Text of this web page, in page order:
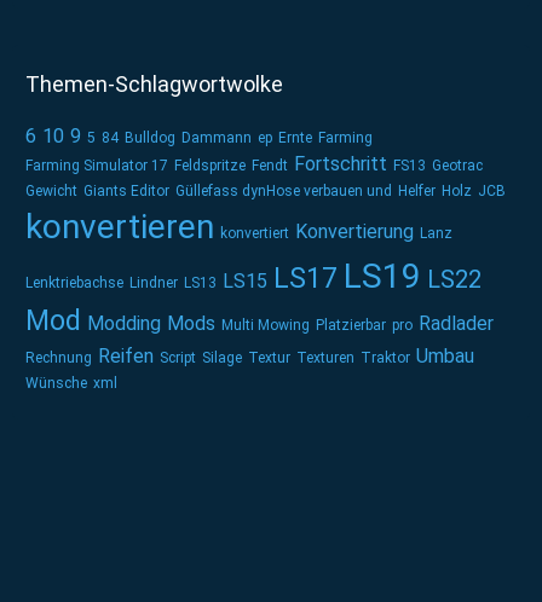
Themen-Schlagwortwolke
6 10 9 5 84 Bulldog Dammann ep Ernte Farming
Farming Simulator 17 Feldspritze Fendt Fortschritt FS13 Geotrac
Gewicht Giants Editor Güllefass dynHose verbauen und Helfer Holz JCB
konvertieren konvertiert Konvertierung Lanz
Lenktriebachse Lindner LS13 LS15 LS17 LS19 LS22
Mod Modding Mods Multi Mowing Platzierbar pro Radlader
Rechnung Reifen Script Silage Textur Texturen Traktor Umbau
Wünsche xml